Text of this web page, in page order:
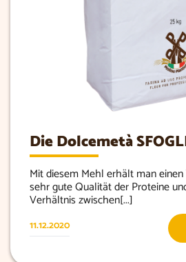
Die Dolcemetà
Mit diesem Mehl erhält man
sehr gute Qualität der Proteine
Verhältnis zwischen[...]
11.12.2020